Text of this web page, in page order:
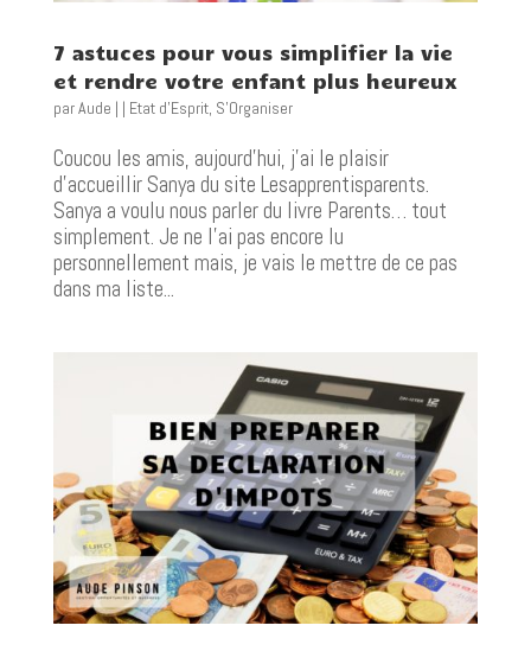
7 astuces pour vous simplifier la vie
et rendre votre enfant plus heureux
parAude | | Etat d'Esprit, S'Organiser
Coucou les amis, aujourd’hui, j’ai le plaisir
d’accueillir Sanya du site Lesapprentisparents.
Sanya a voulu nous parler du livre Parents… tout
simplement. Je ne l’ai pas encore lu
personnellement mais, je vais le mettre de ce pas
dans ma liste...